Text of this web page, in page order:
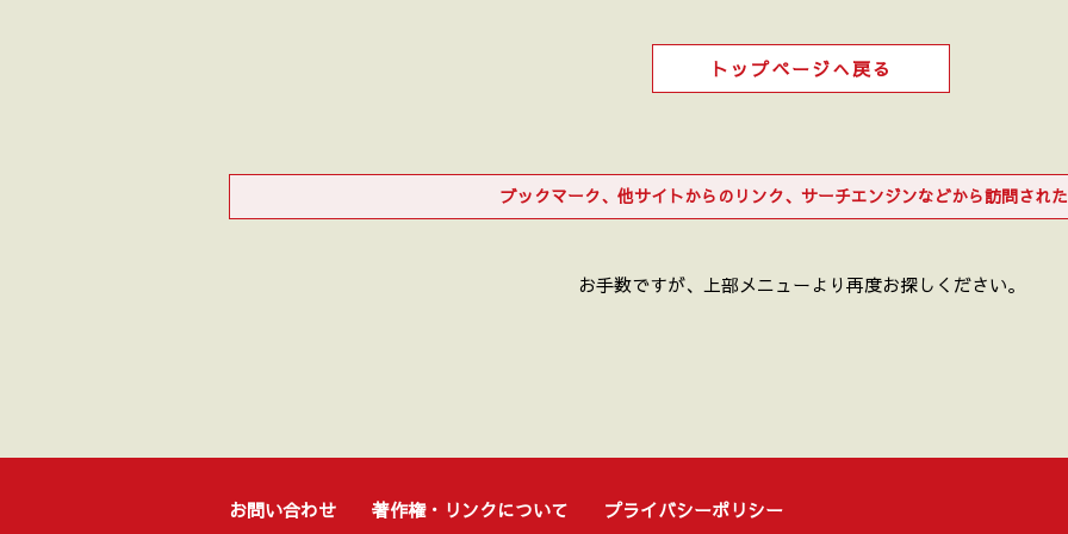
トップページへ戻る
ブックマーク、他サイトからのリンク、サーチエンジンなどから訪問され
お手数ですが、上部メニューより再度お探しください。
お問い合わせ 著作権・リンクについて プライバシーポリシー